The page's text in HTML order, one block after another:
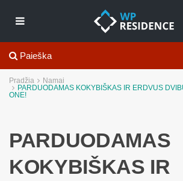
Paieška
Pradžia
Namai
PARDUODAMAS KOKYBIŠKAS IR ERDVUS
ONE!
PARDUODAMAS
KOKYBIŠKAS IR